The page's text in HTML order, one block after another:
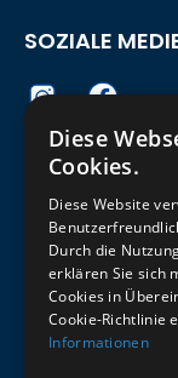
ZUM
Melde dich jetzt
SOZIALE
German
Diese
Cookies.
Diese Website
Durch die
erklären Sie sich
Cookies in
Cookie-Richtlinie
Informationen